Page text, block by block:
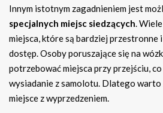
Innym istotnym zagadnieniem jest
specjalnych miejsc siedzących.
miejsca, które są bardziej przestronne
dostęp. Osoby poruszające się na
potrzebować miejsca przy przejściu,
wysiadanie z samolotu. Dlatego
miejsce z wyprzedzeniem.